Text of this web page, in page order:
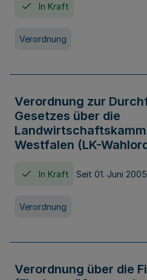
In Kraft
Verordnung
Verordnung zur
Gesetzes über die
Westfalen (LK-
In Kraft Seit 01. Juni 2005
Verordnung
Verordnung über die